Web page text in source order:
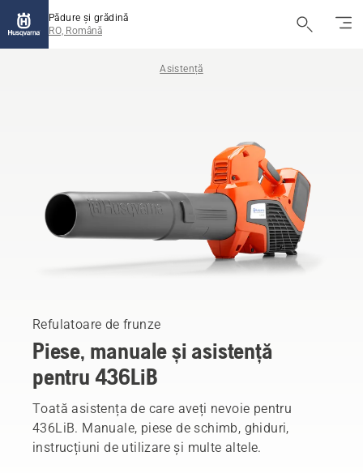
Pădure și grădină
RO, Română
Asistență
Refulatoare de frunze
Piese, manuale și asistență
pentru 436LiB
Toată asistența de care aveți nevoie pentru
436LiB. Manuale, piese de schimb, ghiduri,
instrucțiuni de utilizare și multe altele.